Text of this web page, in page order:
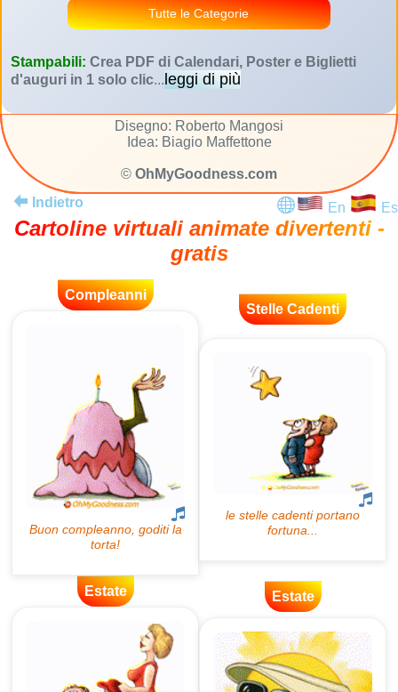
Tutte le Categorie
Stampabili: Crea PDF di Calendari, Poster e Biglietti
d'auguri in 1 solo clic...leggi di più
Disegno: Roberto Mangosi
Idea: Biagio Maffettone
© OhMyGoodness.com
Indietro
En Es
Cartoline virtuali animate divertenti -
gratis
Compleanni
Stelle Cadenti
Estate Estate